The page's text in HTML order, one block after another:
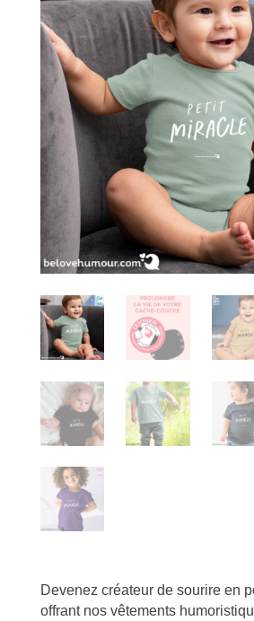
Devenez créateur de sourire en
offrant nos vêtements